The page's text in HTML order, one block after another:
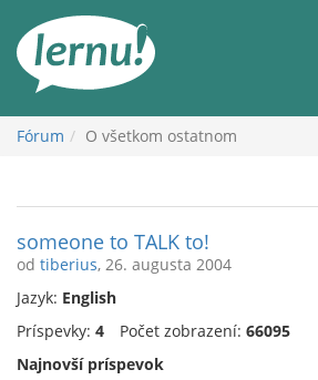
obsah
Fórum O všetkom ostatnom
someone to TALK to!
od tiberius, 26. augusta 2004
Jazyk: English
Príspevky: 4 Počet zobrazení: 66095
Najnovší príspevok